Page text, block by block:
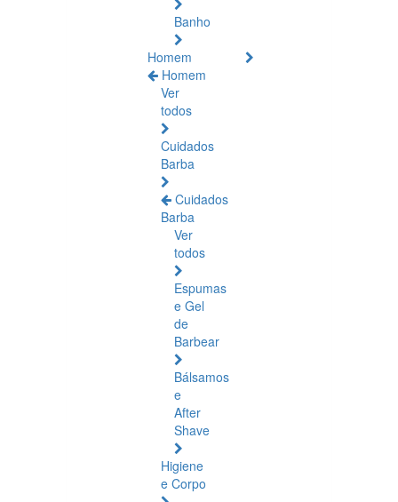
Banho
Homem
Homem
Ver
todos
Cuidados
Barba
Cuidados
Barba
Ver
todos
Espumas
e Gel
de
Barbear
Bálsamos
e
After
Shave
Higiene
e Corpo